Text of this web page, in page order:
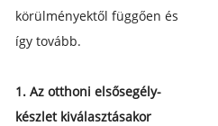
körülményektől függően és
így tovább.
1. Az otthoni elsősegély-
készlet kiválasztásakor